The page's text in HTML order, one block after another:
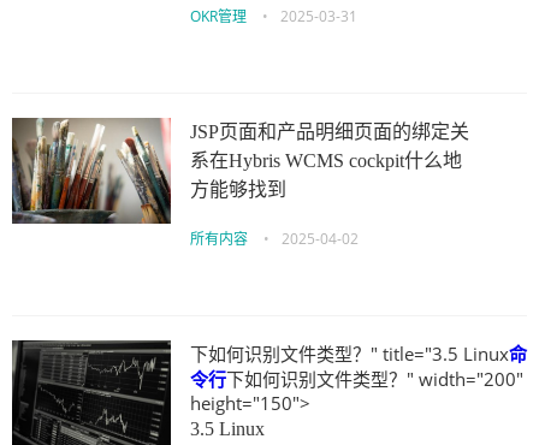
OKR管理 • 2025-03-31
JSP页面和产品明细页面的绑定关
系在Hybris WCMS cockpit什么地
方能够找到
所有内容 • 2025-04-02
下如何识别文件类型？" title="3.5 Linux命
令行下如何识别文件类型？" width="200"
height="150">
3.5 Linux